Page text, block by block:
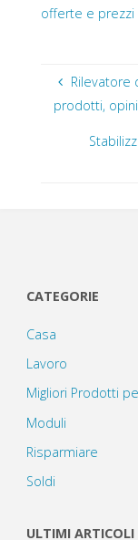
offerte e prezzi
Rilevatore
prodotti,
CATEGORIE
Casa
Lavoro
Migliori Prodotti
Moduli
Risparmiare
Soldi
ULTIMI ARTICOLI